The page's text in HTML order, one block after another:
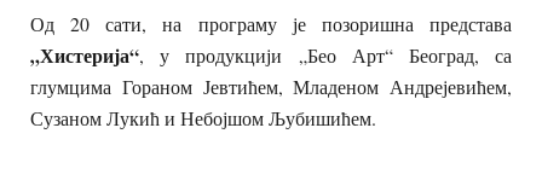
Од 20 сати, на програму је позоришна представа
„Хистерија“, у продукцији „Бео Арт“ Београд, са
глумцима Гораном Јевтићем, Младеном Андрејевићем,
Сузаном Лукић и Небојшом Љубишићем.